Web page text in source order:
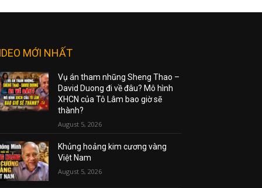
MỚI NHẤT
Vụ án tham nhũng Sheng Thao –
David Duong đi về đâu? Mô hình
XHCN của Tô Lâm bao giờ sẽ
thành?
August 5, 2026
Khủng hoảng kim cương vàng
Việt Nam
August 5, 2026